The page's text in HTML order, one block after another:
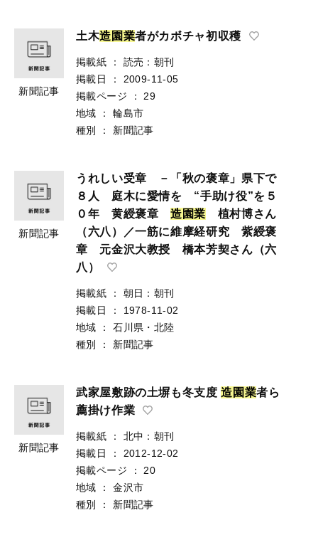
新聞記事
土木造園業者がカボチャ初収穫
掲載紙 ：
読売：朝刊
掲載日
：
2009-11-05
掲載ページ
：
29
地域
：
輪島市
種別
： 新聞記事
新聞記事
うれしい受章 －「秋の褒章」県下で
８人 庭木に愛情を “手助け役”を５
０年 黄綬褒章造園業 植村博さん
（六八）／一筋に維摩経研究 紫綬褒
章 元金沢大教授 橋本芳契さん（六
八）
掲載紙 ：
朝日：朝刊
掲載日
：
1978-11-02
地域
：
石川県・北陸
種別
： 新聞記事
新聞記事
武家屋敷跡の土塀も冬支度造園業者ら
薦掛け作業
掲載紙 ：
北中：朝刊
掲載日
：
2012-12-02
掲載ページ
：
20
地域
：
金沢市
種別
： 新聞記事